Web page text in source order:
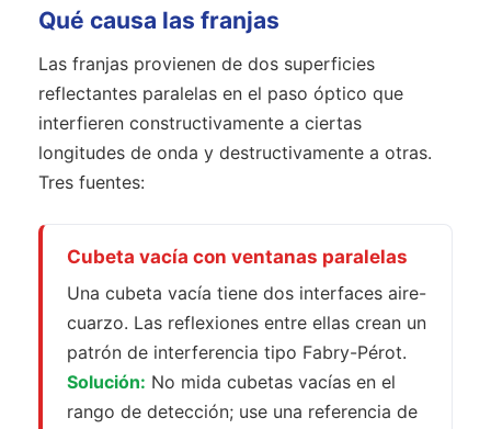
Qué causa las franjas
Las franjas provienen de dos superficies
reflectantes paralelas en el paso óptico que
interfieren constructivamente a ciertas
longitudes de onda y destructivamente a otras.
Tres fuentes:
Cubeta vacía con ventanas paralelas
Una cubeta vacía tiene dos interfaces aire-
cuarzo. Las reflexiones entre ellas crean un
patrón de interferencia tipo Fabry-Pérot.
Solución: No mida cubetas vacías en el
rango de detección; use una referencia de